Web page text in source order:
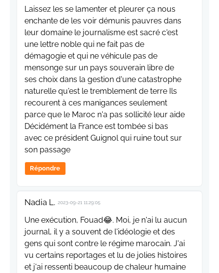
Laissez les se lamenter et pleurer ça nous
enchante de les voir démunis pauvres dans
leur domaine le journalisme est sacré c'est
une lettre noble qui ne fait pas de
démagogie et qui ne véhicule pas de
mensonge sur un pays souverain libre de
ses choix dans la gestion d'une catastrophe
naturelle qu'est le tremblement de terre Ils
recourent à ces manigances seulement
parce que le Maroc n'a pas sollicité leur aide
Décidément la France est tombée si bas
avec ce président Guignol qui ruine tout sur
son passage
Répondre
Nadia L. 2023-09-21 11:29:05
Une exécution, Fouad😂. Moi, je n'ai lu aucun
journal, il y a souvent de l'idéologie et des
gens qui sont contre le régime marocain. J'ai
vu certains reportages et lu de jolies histoires
et j'ai ressenti beaucoup de chaleur humaine